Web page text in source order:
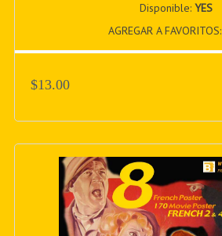
Disponible:YES
AGREGAR A FAVORITOS:
$13.00